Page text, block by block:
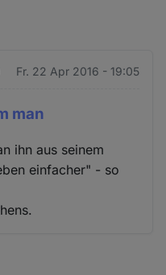
Fr. 22 Apr 2016 - 19:05
man
ihn aus seinem
einfacher" - so